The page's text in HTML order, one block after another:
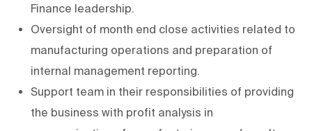
Finance leadership.
Oversight of month end close activities related to
manufacturing operations and preparation of
internal management reporting.
Support team in their responsibilities of providing
the business with profit analysis in